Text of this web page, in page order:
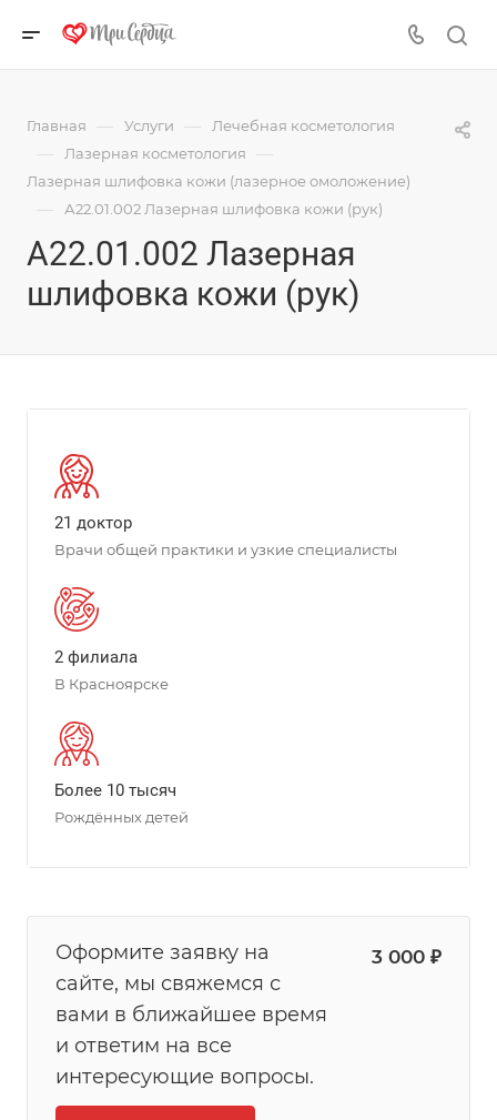
Главная — Услуги — Лечебная косметология
— Лазерная косметология —
Лазерная шлифовка кожи (лазерное омоложение)
— А22.01.002 Лазерная шлифовка кожи (рук)
А22.01.002 Лазерная
шлифовка кожи (рук)
21 доктор
Врачи общей практики и узкие специалисты
2 филиала
В Красноярске
Более 10 тысяч
Рождённых детей
Оформите заявку на
сайте, мы свяжемся с
вами в ближайшее время
и ответим на все
интересующие вопросы.
3 000 ₽